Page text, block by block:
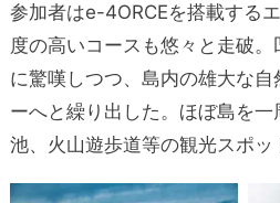
参加者はe-4ORCEを搭載する
度の高いコースも悠々と走破
に驚嘆しつつ、島内の雄大な
ーへと繰り出した。ほぼ島を
池、火山遊歩道等の観光スポッ